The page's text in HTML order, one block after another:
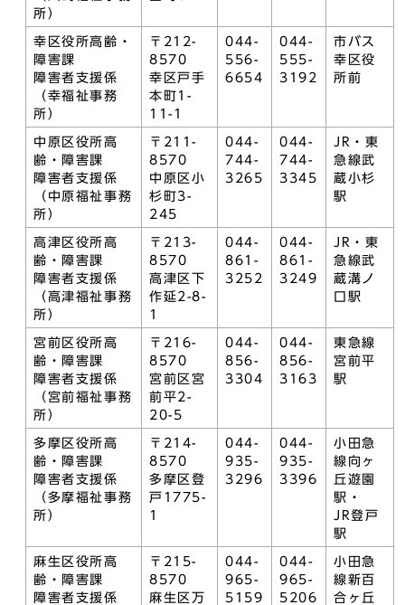
所）
幸区役所高齢・
障害課
障害者支援係
（幸福祉事務
所）
〒212-
8570
幸区戸手
本町1-
11-1
044-
556-
6654
044-
555-
3192
市バス
幸区役
所前
中原区役所高
齢・障害課
障害者支援係
（中原福祉事務
所）
〒211-
8570
中原区小
杉町3-
245
044-
744-
3265
044-
744-
3345
JR・東
急線武
蔵小杉
駅
高津区役所高
齢・障害課
障害者支援係
（高津福祉事務
所）
〒213-
8570
高津区下
作延2-8-
1
044-
861-
3252
044-
861-
3249
JR・東
急線武
蔵溝ノ
口駅
宮前区役所高
齢・障害課
障害者支援係
（宮前福祉事務
所）
〒216-
8570
宮前区宮
前平2-
20-5
044-
856-
3304
044-
856-
3163
東急線
宮前平
駅
多摩区役所高
齢・障害課
障害者支援係
（多摩福祉事務
所）
〒214-
8570
多摩区登
戸1775-
1
044-
935-
3296
044-
935-
3396
小田急
線向ヶ
丘遊園
駅・
JR登戸
駅
麻生区役所高
齢・障害課
障害者支援係
〒215-
8570
麻生区万
044-
965-
5159
044-
965-
5206
小田急
線新百
合ヶ丘